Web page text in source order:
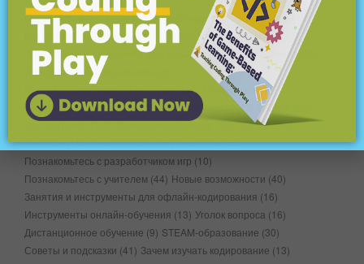
О CodeMonkey(18) Объяснение концепций кодирования(18)
Кодирование для детей(45) Языки программирования(15)
Платформы и программы кодирования(12) Соревнования(25)
Информатика и математика
Компьютерные науки и не только(34) Конференции(7)
Цифровая грамотность и гражданственность
(40) EdTech
Для учителей(148) Домашнее обучение (15) Час кода(6)
В классе(16) Leena & #039; s Путешествие(5)
Познакомьтесь с разработчиком игр (10)
Познакомьтесь с учителем (44) Новые возможности (40)
Занятия и инструменты для офлайн-кодирования (16)
Инструменты онлайн-обучения (13) Уголок вопроса (16)
Дистанционное обучение (9) STEAM-образование (30)
Советы и подсказки (41) Зачем изучать кодирование (13)